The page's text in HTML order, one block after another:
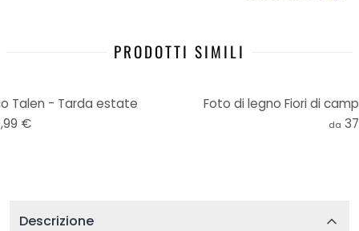
PRODOTTI SIMILI
Talen - Tarda estate
€
Foto di legno Fiori di
da
Descrizione